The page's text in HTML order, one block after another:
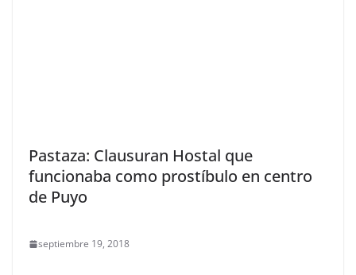
Pastaza: Clausuran Hostal que
funcionaba como prostíbulo en centro
de Puyo
septiembre 19, 2018